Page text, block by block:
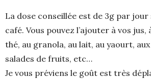
La dose conseillée est de 3g par jour
café. Vous pouvez l’ajouter à vos jus,
thé, au granola, au lait, au yaourt,
salades de fruits, etc…
Je vous préviens le goût est très